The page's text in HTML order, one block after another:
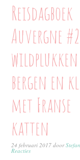
Reisdagboek
Auvergne
bergen en
met Franse
katten
24 februari 2017 door
Reacties